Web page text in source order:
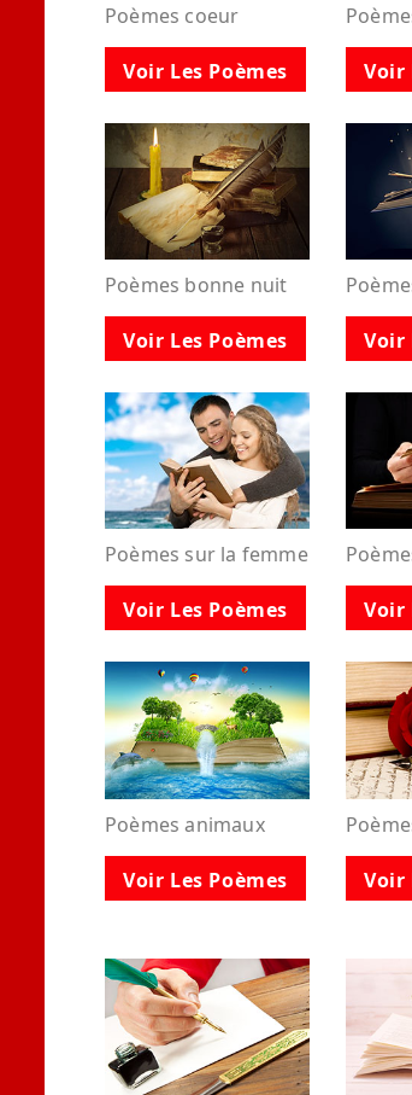
Poèmes coeur
Voir Les Poèmes Voir
Poèmes bonne nuit
Voir Les Poèmes Voir
Poèmes sur la femme
Voir Les Poèmes Voir
Poèmes animaux
Voir Les Poèmes Voir